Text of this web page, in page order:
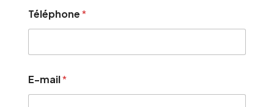
Téléphone*
E-mail*